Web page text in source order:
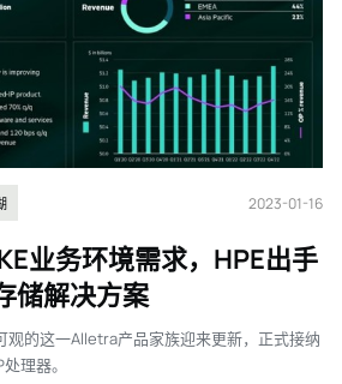
2023-01-16
业务环境需求，HPE出手
储解决方案
观的这一Alletra产品家族迎来更新，正式接纳
理器。